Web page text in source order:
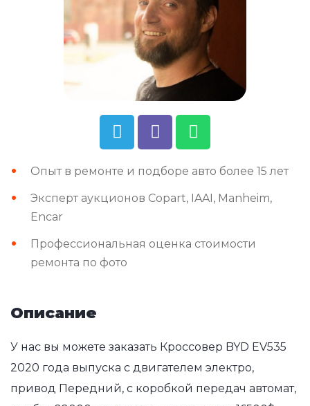
Опыт в ремонте и подборе авто более 15 лет
Эксперт аукционов Copart, IAAI, Manheim,
Encar
Профессиональная оценка стоимости
ремонта по фото
Описание
У нас вы можете заказать Кроссовер BYD EV535
2020 года выпуска с двигателем электро,
привод Передний, с коробкой передач автомат,